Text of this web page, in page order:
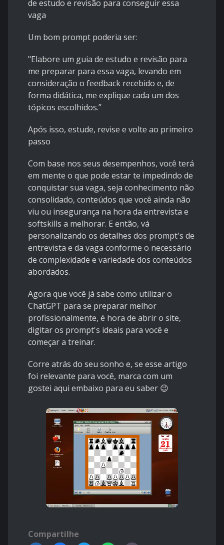
de estudo e revisão para conseguir essa
vaga
Um bom prompt poderia ser:
"Elabore um guia de estudo e revisão para
me preparar para essa vaga, levando em
consideração o feedback recebido e, de
forma didática, me explique cada um dos
tópicos escolhidos.”
Após isso, estude, revise e volte ao primeiro
passo
Com base nos seus desempenhos, você terá
em mente o que pode estar te impedindo de
conquistar sua vaga, seja conhecimento não
consolidado, conteúdos que você ainda não
viu ou insegurança na hora da entrevista e
softskills a melhorar. E então, vá
personalizando os detalhes dos prompt's de
entrevista e da vaga conforme o necessário
de complexidade e variedade dos conteúdos
abordados.
Agora que você já sabe como utilizar o
ChatGPT para se preparar melhor
profissionalmente, é hora de abrir o site,
digitar os prompt's ideais para você e
começar a treinar.
Corre atrás do seu sonho e, se esse artigo
foi relevante para você, marca com um
gostei aqui embaixo para eu saber 😉
Compartilhe